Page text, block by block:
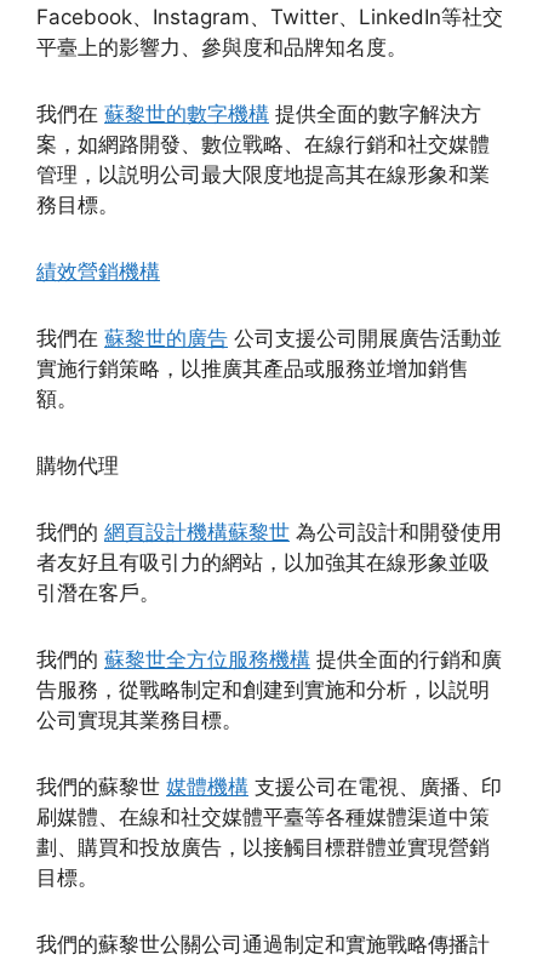
Facebook、Instagram、Twitter、LinkedIn等社交
平臺上的影響力、參與度和品牌知名度。
我們在 蘇黎世的數字機構 提供全面的數字解決方
案，如網路開發、數位戰略、在線行銷和社交媒體
管理，以説明公司最大限度地提高其在線形象和業
務目標。
績效營銷機構
我們在 蘇黎世的廣告 公司支援公司開展廣告活動並
實施行銷策略，以推廣其產品或服務並增加銷售
額。
購物代理
我們的 網頁設計機構蘇黎世 為公司設計和開發使用
者友好且有吸引力的網站，以加強其在線形象並吸
引潛在客戶。
我們的 蘇黎世全方位服務機構 提供全面的行銷和廣
告服務，從戰略制定和創建到實施和分析，以説明
公司實現其業務目標。
我們的蘇黎世 媒體機構 支援公司在電視、廣播、印
刷媒體、在線和社交媒體平臺等各種媒體渠道中策
劃、購買和投放廣告，以接觸目標群體並實現營銷
目標。
我們的蘇黎世公關公司通過制定和實施戰略傳播計